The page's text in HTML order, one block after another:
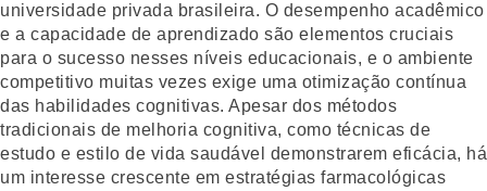
universidade privada brasileira. O desempenho acadêmico
e a capacidade de aprendizado são elementos cruciais
para o sucesso nesses níveis educacionais, e o ambiente
competitivo muitas vezes exige uma otimização contínua
das habilidades cognitivas. Apesar dos métodos
tradicionais de melhoria cognitiva, como técnicas de
estudo e estilo de vida saudável demonstrarem eficácia, há
um interesse crescente em estratégias farmacológicas